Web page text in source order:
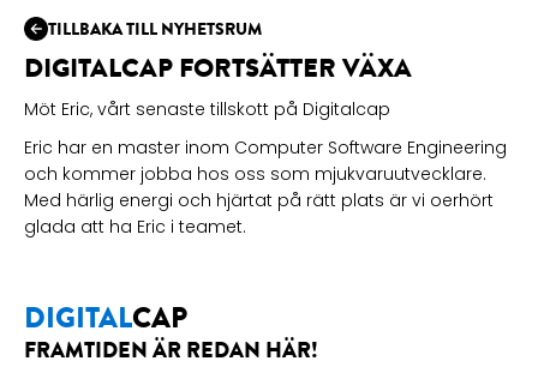
TILLBAKA TILL NYHETSRUM
DIGITALCAP FORTSÄTTER VÄXA
Möt Eric, vårt senaste tillskott på Digitalcap
Eric har en master inom Computer Software Engineering
och kommer jobba hos oss som mjukvaruutvecklare.
Med härlig energi och hjärtat på rätt plats är vi oerhört
glada att ha Eric i teamet.
DIGITALCAP
FRAMTIDEN ÄR REDAN HÄR!